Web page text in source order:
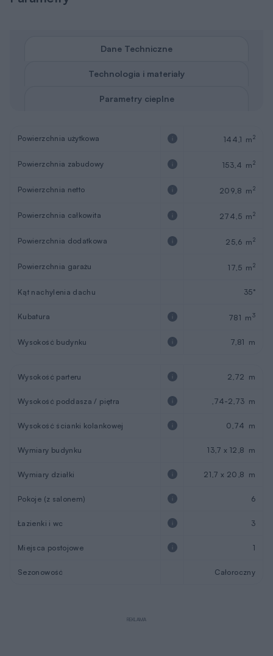
Dane Techniczne
Technologia i materiały
Parametry cieplne
Powierzchnia użytkowa 144,1 m2
Powierzchnia zabudowy 153,4 m2
Powierzchnia netto 209,8 m2
Powierzchnia całkowita 274,5 m2
Powierzchnia dodatkowa 25,6 m2
Powierzchnia garażu 17,5 m2
Kąt nachylenia dachu 35°
Kubatura 781 m3
Wysokość budynku 7,81 m
Wysokość parteru 2,72 m
Wysokość poddasza / piętra ,74-2,73 m
Wysokość ścianki kolankowej 0,74 m
Wymiary budynku 13,7 x 12,8 m
Wymiary działki 21,7 x 20,8 m
Pokoje (z salonem) 6
Łazienki i wc 3
Miejsca postojowe 1
Sezonowość Całoroczny
REKLAMA